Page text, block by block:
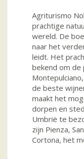
Agriturismo
prachtige
wereld. De
naar het
leidt. Het
bekend om de
de beste
maakt het
dorpen en
Umbrië te
zijn Pienza,
Cortona, het